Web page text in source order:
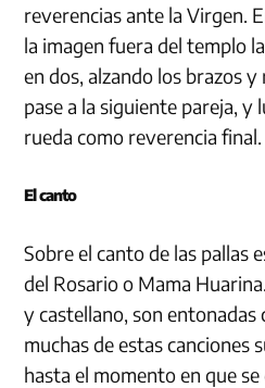
reverencias ante la Virgen.
la imagen fuera del templo
en dos, alzando los brazos
pase a la siguiente pareja, y
rueda como reverencia final.
El canto
Sobre el canto de las pallas
del Rosario o Mama
y castellano, son entonadas
muchas de estas canciones
hasta el momento en que